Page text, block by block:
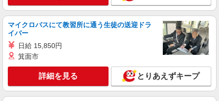
アルバイト
ライフ東中野店（店舗コード842）
NEW
レジ
詳細を見る
マイクロバスにて教習所に通う生徒の送迎ドラ
イバー
日給 15,850円
箕面市
詳細を見る とりあえずキープ